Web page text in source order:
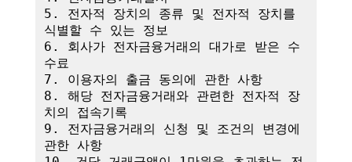
5. 전자적 장치의 종류 및 전자적 장치를
식별할 수 있는 정보
6. 회사가 전자금융거래의 대가로 받은 수
수료
7. 이용자의 출금 동의에 관한 사항
8. 해당 전자금융거래와 관련한 전자적 장
치의 접속기록
9. 전자금융거래의 신청 및 조건의 변경에
관한 사항